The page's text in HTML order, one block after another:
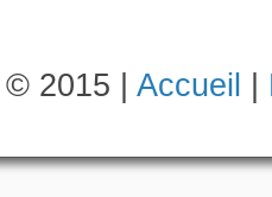
2015 | Accueil